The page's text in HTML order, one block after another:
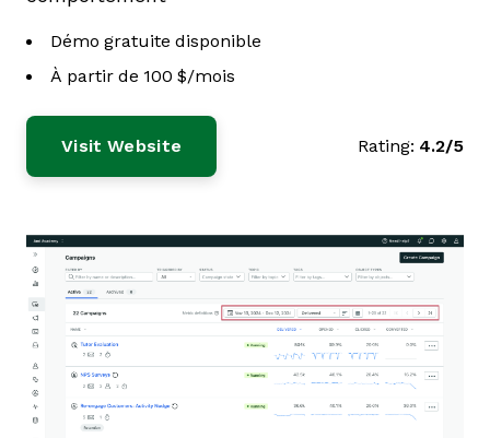
Démo gratuite disponible
À partir de 100 $/mois
Visit Website Rating: 4.2/5